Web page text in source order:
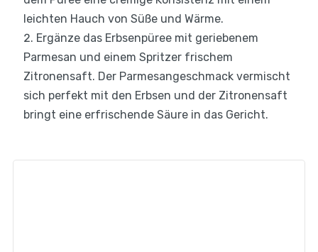
leichten Hauch von Süße und Wärme.
Ergänze das Erbsenpüree mit geriebenem
Parmesan und einem Spritzer frischem
Zitronensaft. Der Parmesangeschmack vermischt
sich perfekt mit den Erbsen und der Zitronensaft
bringt eine erfrischende Säure in das Gericht.